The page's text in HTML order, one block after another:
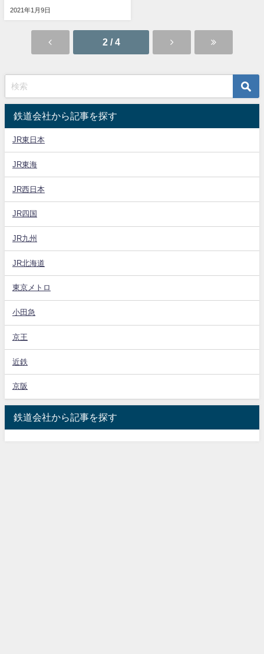
2021年1月9日
2 / 4
鉄道会社から記事を探す
JR東日本
JR東海
JR西日本
JR四国
JR九州
JR北海道
東京メトロ
小田急
京王
近鉄
京阪
鉄道会社から記事を探す